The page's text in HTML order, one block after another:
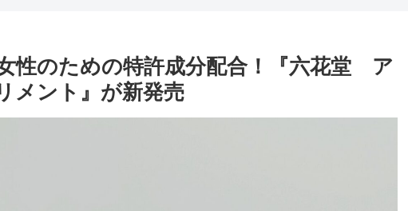
性のための特許成分配合！『六花堂 ア
メント』が新発売